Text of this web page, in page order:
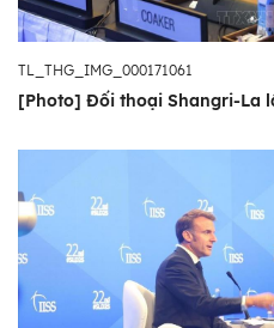
TL_THG_IMG_000171061
[Photo] Đối thoại Shangri-La